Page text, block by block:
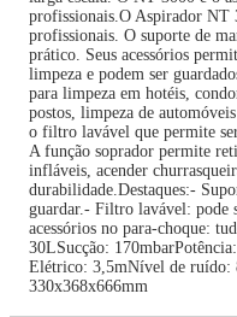
profissionais.O Aspirador NT
profissionais. O suporte de
prático. Seus acessórios
limpeza e podem ser
para limpeza em hotéis,
postos, limpeza de
o filtro lavável que permite
A função soprador permite
infláveis, acender
durabilidade.Destaques:-
guardar.- Filtro lavável: pode
acessórios no para-choque:
30LSucção:
Elétrico: 3,5mNível de ruído:
330x368x666mm